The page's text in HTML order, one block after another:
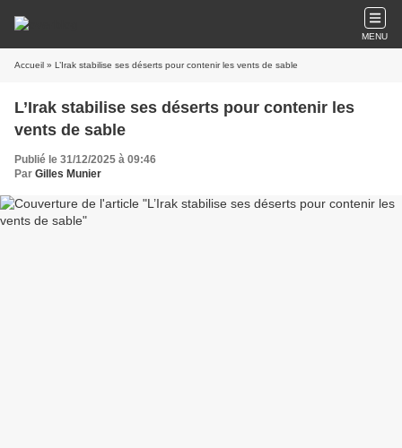
MENU
Accueil » L’Irak stabilise ses déserts pour contenir les vents de sable
L’Irak stabilise ses déserts pour contenir les
vents de sable
Publié le 31/12/2025 à 09:46
Par Gilles Munier